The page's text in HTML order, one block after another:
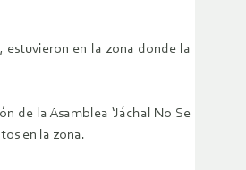
en la zona donde la
de la Asamblea ‘Jáchal No Se
en la zona.